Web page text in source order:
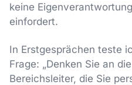
keine
einfordert.
In Erstgesprächen teste
Frage: „Denken Sie an
Bereichsleiter, die Sie